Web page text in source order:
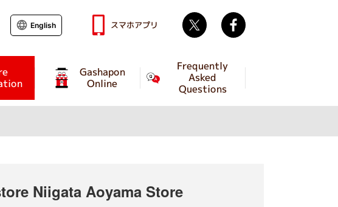
Gashapon
Online
Frequently
Asked
Questions
English スマホアプリ Twitter
Niigata Aoyama Store